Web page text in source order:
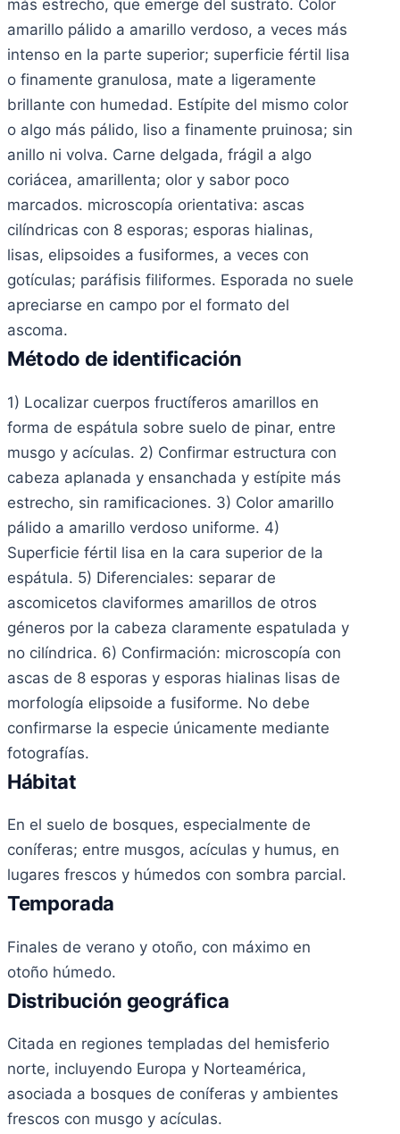
más estrecho, que emerge del sustrato. Color
amarillo pálido a amarillo verdoso, a veces más
intenso en la parte superior; superficie fértil lisa
o finamente granulosa, mate a ligeramente
brillante con humedad. Estípite del mismo color
o algo más pálido, liso a finamente pruinosa; sin
anillo ni volva. Carne delgada, frágil a algo
coriácea, amarillenta; olor y sabor poco
marcados. microscopía orientativa: ascas
cilíndricas con 8 esporas; esporas hialinas,
lisas, elipsoides a fusiformes, a veces con
gotículas; paráfisis filiformes. Esporada no suele
apreciarse en campo por el formato del
ascoma.
Método de identificación
1) Localizar cuerpos fructíferos amarillos en
forma de espátula sobre suelo de pinar, entre
musgo y acículas. 2) Confirmar estructura con
cabeza aplanada y ensanchada y estípite más
estrecho, sin ramificaciones. 3) Color amarillo
pálido a amarillo verdoso uniforme. 4)
Superficie fértil lisa en la cara superior de la
espátula. 5) Diferenciales: separar de
ascomicetos claviformes amarillos de otros
géneros por la cabeza claramente espatulada y
no cilíndrica. 6) Confirmación: microscopía con
ascas de 8 esporas y esporas hialinas lisas de
morfología elipsoide a fusiforme. No debe
confirmarse la especie únicamente mediante
fotografías.
Hábitat
En el suelo de bosques, especialmente de
coníferas; entre musgos, acículas y humus, en
lugares frescos y húmedos con sombra parcial.
Temporada
Finales de verano y otoño, con máximo en
otoño húmedo.
Distribución geográfica
Citada en regiones templadas del hemisferio
norte, incluyendo Europa y Norteamérica,
asociada a bosques de coníferas y ambientes
frescos con musgo y acículas.